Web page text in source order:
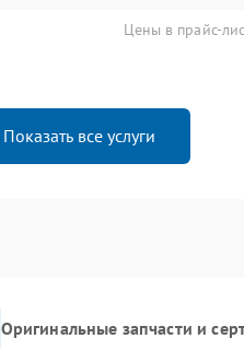
Цены в прайс-
Показать все услуги
Оригинальные запчасти и